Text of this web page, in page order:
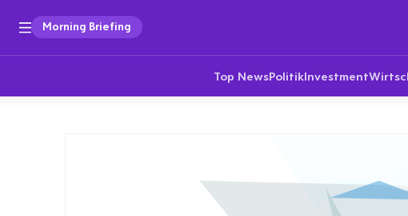
Morning Briefing
Top NewsPolitikInvestment